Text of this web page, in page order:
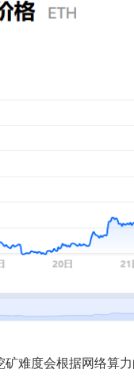
难度会根据网络算